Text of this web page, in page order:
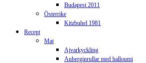
Budapest 2011
Österrike
Kitzbuhel 1981
Recept
Mat
Ajvarkyckling
Auberginrullar med halloumi